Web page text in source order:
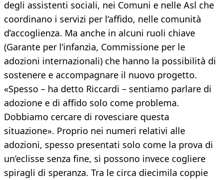
degli assistenti sociali, nei Comuni e nelle Asl che
coordinano i servizi per l’affido, nelle comunità
d’accoglienza. Ma anche in alcuni ruoli chiave
(Garante per l’infanzia, Commissione per le
adozioni internazionali) che hanno la possibilità di
sostenere e accompagnare il nuovo progetto.
«Spesso – ha detto Riccardi – sentiamo parlare di
adozione e di affido solo come problema.
Dobbiamo cercare di rovesciare questa
situazione». Proprio nei numeri relativi alle
adozioni, spesso presentati solo come la prova di
un’eclisse senza fine, si possono invece cogliere
spiragli di speranza. Tra le circa diecimila coppie